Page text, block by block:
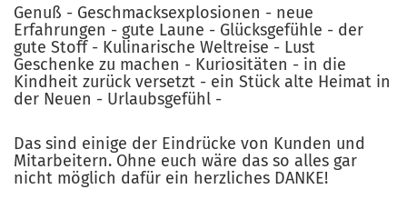
Genuß - Geschmacksexplosionen - neue
Erfahrungen - gute Laune - Glücksgefühle - der
gute Stoff - Kulinarische Weltreise - Lust
Geschenke zu machen - Kuriositäten - in die
Kindheit zurück versetzt - ein Stück alte Heimat in
der Neuen - Urlaubsgefühl -
Das sind einige der Eindrücke von Kunden und
Mitarbeitern. Ohne euch wäre das so alles gar
nicht möglich dafür ein herzliches DANKE!